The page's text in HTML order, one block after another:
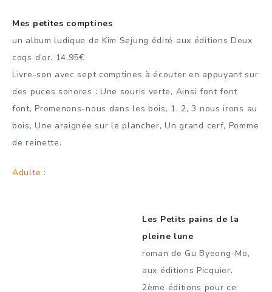
Mes petites comptines
un album ludique de Kim Sejung édité aux éditions Deux
coqs d’or. 14,95€
Livre-son avec sept comptines à écouter en appuyant sur
des puces sonores : Une souris verte, Ainsi font font
font, Promenons-nous dans les bois, 1, 2, 3 nous irons au
bois, Une araignée sur le plancher, Un grand cerf, Pomme
de reinette.
Adulte :
Les Petits pains de la
pleine lune
roman de Gu Byeong-Mo,
aux éditions Picquier.
2ème éditions pour ce